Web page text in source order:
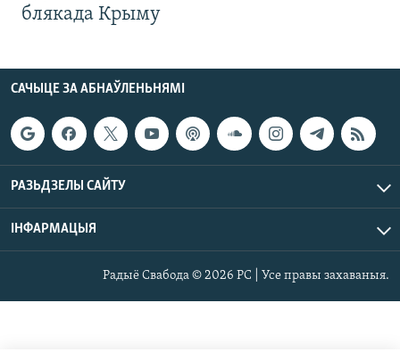
блякада Крыму
САЧЫЦЕ ЗА АБНАЎЛЕНЬНЯМІ
РАЗЬДЗЕЛЫ САЙТУ
ІНФАРМАЦЫЯ
Радыё Свабода © 2026 РС | Усе правы захаваныя.